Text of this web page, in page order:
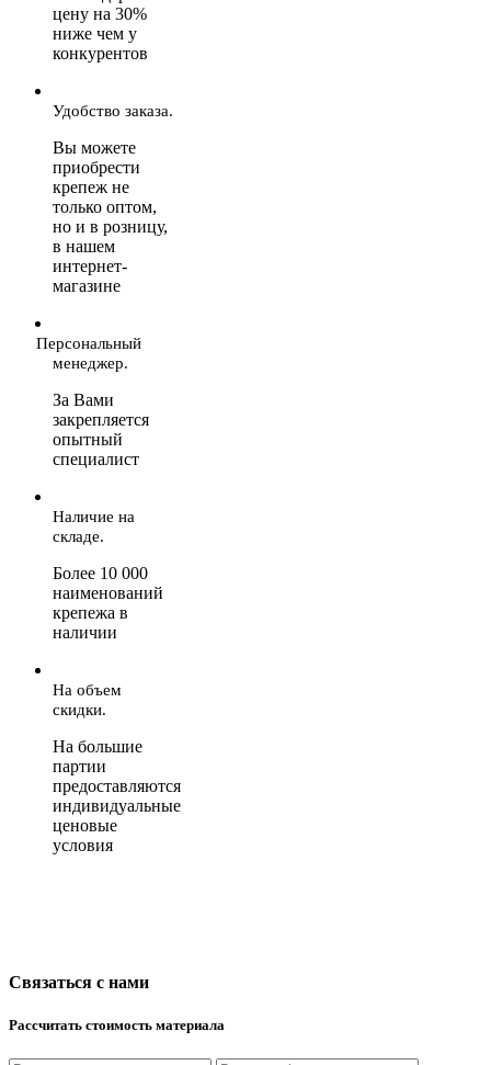
цену на 30%
ниже чем у
конкурентов
Удобство заказа.
Вы можете
приобрести
крепеж не
только оптом,
но и в розницу,
в нашем
интернет-
магазине
Персональный
менеджер.
За Вами
закрепляется
опытный
специалист
Наличие на
складе.
Более 10 000
наименований
крепежа в
наличии
На объем
скидки.
На большие
партии
предоставляются
индивидуальные
ценовые
условия
Связаться с нами
Рассчитать стоимость материала